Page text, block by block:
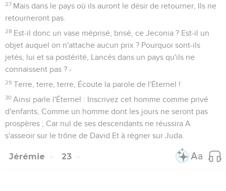
27 Mais dans le pays où ils auront le désir de retourner, Ils ne
retourneront pas.
28 Est-il donc un vase méprisé, brisé, ce Jeconia ? Est-il un
objet auquel on n'attache aucun prix ? Pourquoi sont-ils
jetés, lui et sa postérité, Lancés dans un pays qu'ils ne
connaissent pas ? -
29 Terre, terre, terre, Écoute la parole de l'Éternel !
30 Ainsi parle l'Éternel : Inscrivez cet homme comme privé
d'enfants, Comme un homme dont les jours ne seront pas
prospères ; Car nul de ses descendants ne réussira A
s'asseoir sur le trône de David Et à régner sur Juda.
Jérémie 23